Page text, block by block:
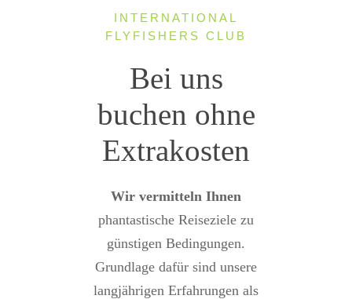
INTERNATIONAL
FLYFISHERS CLUB
Bei uns
buchen ohne
Extrakosten
Wir vermitteln Ihnen
phantastische Reiseziele zu
günstigen Bedingungen.
Grundlage dafür sind unsere
langjährigen Erfahrungen als